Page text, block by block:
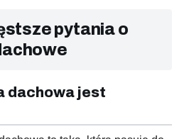
pytania o
dachowa jest